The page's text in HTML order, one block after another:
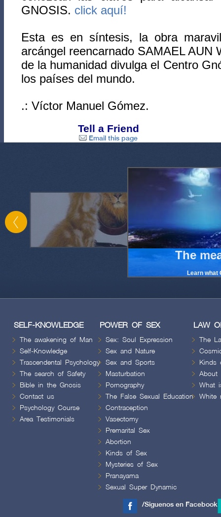
GNOSIS. click aquí!
Esta es en síntesis, la obra
arcángel reencarnado SAMAEL AUN
de la humanidad divulga el Centro
los países del mundo.
.: Víctor Manuel Gómez.
Tell a Friend
Email this page
The
Learn what
SELF-KNOWLEDGE
The awakening of Man
Self-Knowledge
Trascendental Psychology
The search of Safety
Bible in the Gnosis
Contact us
Psychology Course
Area Testimonials
POWER OF SEX
Sex: Soul Expression
Sex and Nature
Sex and Sports
Masturbation
Pornography
The False Sexual Education
Contraception
Vasectomy
Premarital Sex
Abortion
Kinds of Sex
Mysteries of Sex
Pranayama
Sexual Super Dynamic
LAW
The
Kinds
About
What
White
/Siguenos en Facebook